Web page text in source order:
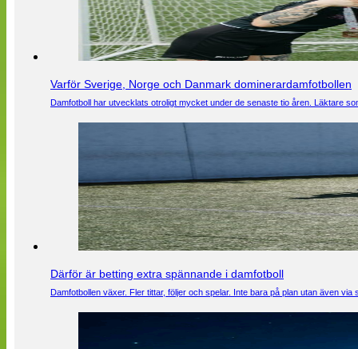
Varför Sverige, Norge och Danmark dominerardamfotbollen
Damfotboll har utvecklats otroligt mycket under de senaste tio åren. Läktare
Därför är betting extra spännande i damfotboll
Damfotbollen växer. Fler tittar, följer och spelar. Inte bara på plan utan även